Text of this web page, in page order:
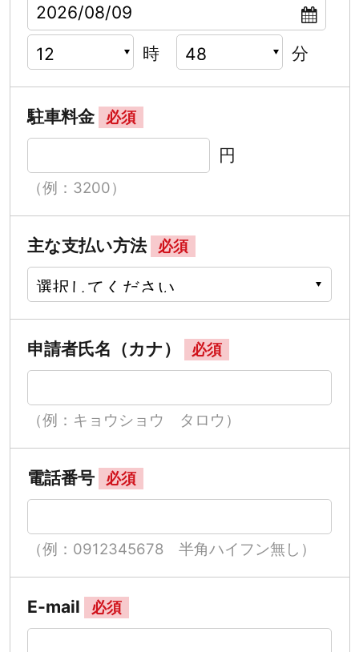
時 分
駐車料金 必須
円
（例：3200）
主な支払い方法 必須
申請者氏名（カナ） 必須
（例：キョウショウ タロウ）
電話番号 必須
（例：0912345678 半角ハイフン無し）
E-mail 必須